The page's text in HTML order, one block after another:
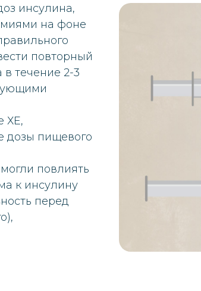
инсулина,
на фоне
повторный
течение 2-3
ХЕ,
дозы пищевого
повлиять
к инсулину
перед